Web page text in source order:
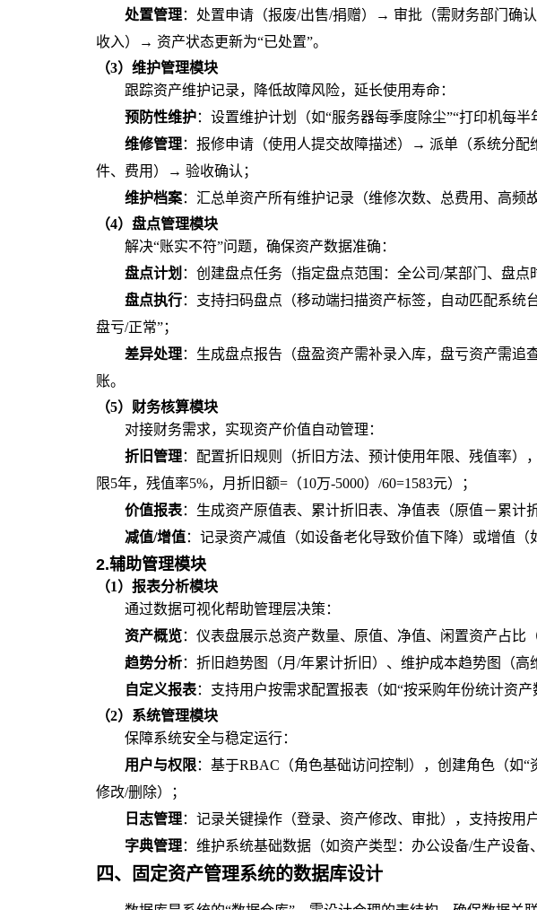
处置管理：处置申请（报废/出售/捐赠）→ 审批（需财务部门确
收入）→ 资产状态更新为“已处置”。
（3）维护管理模块
跟踪资产维护记录，降低故障风险，延长使用寿命：
预防性维护：设置维护计划（如“服务器每季度除尘”“打印机每半
维修管理：报修申请（使用人提交故障描述）→ 派单（系统分
件、费用）→ 验收确认；
维护档案：汇总单资产所有维护记录（维修次数、总费用、高频
（4）盘点管理模块
解决“账实不符”问题，确保资产数据准确：
盘点计划 ：创建盘点任务（指定盘点范围：全公司/某部门、盘点
盘点执行：支持扫码盘点（移动端扫描资产标签，自动匹配系统
盘亏/正常”；
差异处理：生成盘点报告（盘盈资产需补录入库，盘亏资产需
账。
（5）财务核算模块
对接财务需求，实现资产价值自动管理：
折旧管理：配置折旧规则（折旧方法、预计使用年限、残值率）
限5年，残值率5%，月折旧额=（10万-5000）/60=1583元）；
价值报表：生成资产原值表、累计折旧表、净值表（原值－累计
减值/增值：记录资产减值（如设备老化导致价值下降）或增值（
2.辅助管理模块
（1）报表分析模块
通过数据可视化帮助管理层决策：
资产概览：仪表盘展示总资产数量、原值、净值、闲置资产占比
趋势分析：折旧趋势图（月/年累计折旧）、维护成本趋势图（高
自定义报表：支持用户按需求配置报表（如“按采购年份统计资产
（2）系统管理模块
保障系统安全与稳定运行：
用户与权限：基于RBAC（角色基础访问控制），创建角色（如
修改/删除）；
日志管理：记录关键操作（登录、资产修改、审批），支持按用
字典管理：维护系统基础数据（如资产类型：办公设备/生产设备
四、 固定资产管理系统的数据库设计